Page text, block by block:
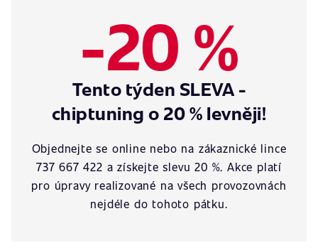
-20 %
Tento týden SLEVA -
chiptuning o 20 % levněji!
Objednejte se online nebo na zákaznické lince
737 667 422 a získejte slevu 20 %. Akce platí
pro úpravy realizované na všech provozovnách
nejdéle do tohoto pátku.